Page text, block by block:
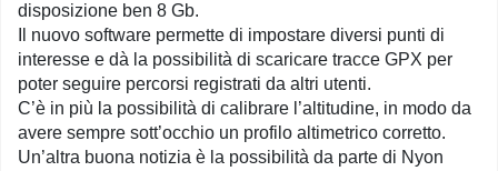
disposizione ben 8 Gb.
Il nuovo software permette di impostare diversi punti di
interesse e dà la possibilità di scaricare tracce GPX per
poter seguire percorsi registrati da altri utenti.
C’è in più la possibilità di calibrare l’altitudine, in modo da
avere sempre sott’occhio un profilo altimetrico corretto.
Un’altra buona notizia è la possibilità da parte di Nyon